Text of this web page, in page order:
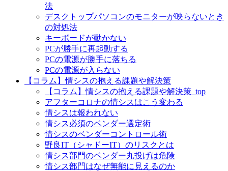
法
デスクトップパソコンのモニターが映らないとき
の対処法
キーボードが動かない
PCが勝手に再起動する
PCの電源が勝手に落ちる
PCの電源が入らない
【コラム】情シスの抱える課題や解決策
【コラム】情シスの抱える課題や解決策_top
アフターコロナの情シスはこう変わる
情シスは報われない
情シス必須のベンダー選定術
情シスのベンダーコントロール術
野良IT（シャドーIT）のリスクとは
情シス部門のベンダー丸投げは危険
情シス部門はなぜ無能に見えるのか